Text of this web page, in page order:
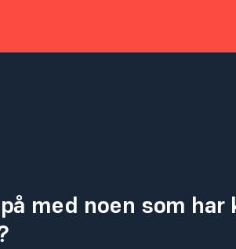
med noen som har